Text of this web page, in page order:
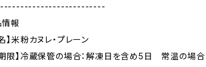
報
】米粉カヌレ・プレーン
期限】冷蔵保管の場合：解凍日を含め5日 常温の場合